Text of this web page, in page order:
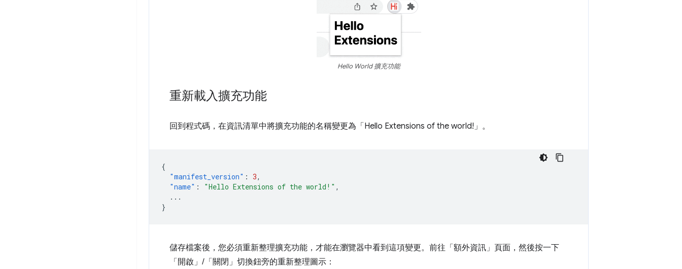
Hello World 擴充功能
重新載入擴充功能
回到程式碼，在資訊清單中將擴充功能的名稱變更為「Hello Extensions of the world!」。
{
"manifest_version" : 3,
"name" : "Hello Extensions of the world!" ,
...
}
儲存檔案後，您必須重新整理擴充功能，才能在瀏覽器中看到這項變更。前往「額外資訊」頁面，然後按一下
「開啟」 /「關閉」 切換鈕旁的重新整理圖示：